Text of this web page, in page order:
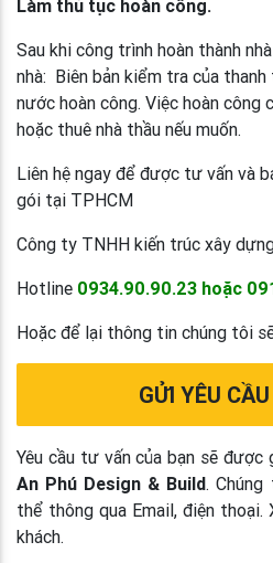
Làm thủ tục hoàn công.
Sau khi công trình hoàn thành
nhà: Biên bản kiểm tra của
nước hoàn công. Việc hoàn công
hoặc thuê nhà thầu nếu muốn.
Liên hệ ngay để được tư vấn và
gói tại TPHCM
Công ty TNHH kiến trúc xây
Hotline 0934.90.90.23 hoặc
Hoặc để lại thông tin chúng tôi
GỬI YÊU
Yêu cầu tư vấn của bạn sẽ được
An Phú Design & Build.
thể thông qua Email, điện thoại.
khách.